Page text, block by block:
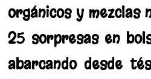
orgánicos y mezclas
25 sorpresas en
abarcando desde